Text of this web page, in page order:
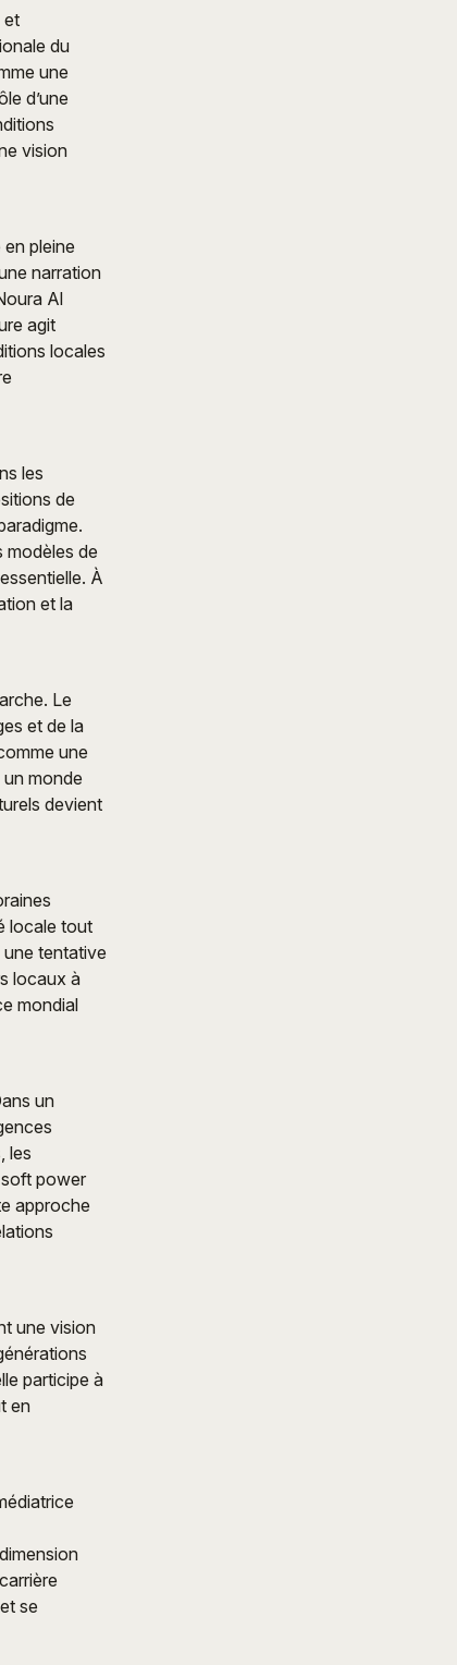
et
du
une
d’une
vision
pleine
narration
Al
agit
locales
les
de
modèles de
À
et la
Le
et de la
une
monde
devient
locale tout
tentative
locaux à
mondial
un
les
power
approche
une vision
participe à
en
se